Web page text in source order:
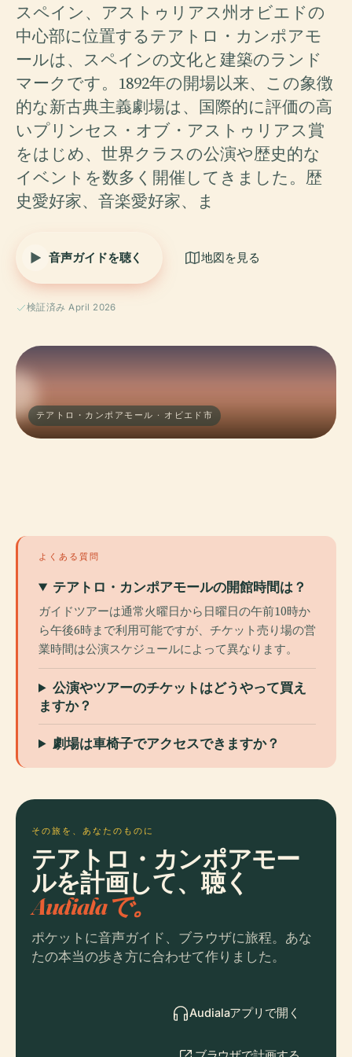
スペイン、アストゥリアス州オビエドの
中心部に位置するテアトロ・カンポアモ
ールは、スペインの文化と建築のランド
マークです。1892年の開場以来、この象徴
的な新古典主義劇場は、国際的に評価の高
いプリンセス・オブ・アストゥリアス賞
をはじめ、世界クラスの公演や歴史的な
イベントを数多く開催してきました。歴
史愛好家、音楽愛好家、ま
音声ガイドを聴く 地図を見る
検証済み April 2026
テアトロ・カンポアモール · オビエド市
よくある質問
テアトロ・カンポアモールの開館時間は？
ガイドツアーは通常火曜日から日曜日の午前10時か
ら午後6時まで利用可能ですが、チケット売り場の営
業時間は公演スケジュールによって異なります。
公演やツアーのチケットはどうやって買え
ますか？
劇場は車椅子でアクセスできますか？
その旅を、あなたのものに
テアトロ・カンポアモー
ルを計画して、聴く
Audialaで。
ポケットに音声ガイド、ブラウザに旅程。あな
たの本当の歩き方に合わせて作りました。
Audialaアプリで開く